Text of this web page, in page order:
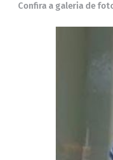
Confira a galeria de